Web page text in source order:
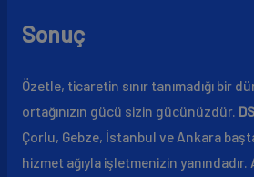
Sonuç
Özetle, ticaretin sınır tanımadığı bir
ortağınızın gücü sizin gücünüzdür.
Çorlu, Gebze, İstanbul ve Ankara
hizmet ağıyla işletmenizin